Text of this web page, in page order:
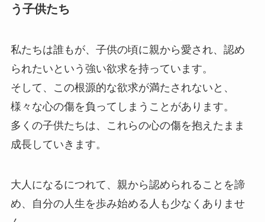
う子供たち
私たちは誰もが、子供の頃に親から愛され、認め
られたいという強い欲求を持っています。
そして、この根源的な欲求が満たされないと、
様々な心の傷を負ってしまうことがあります。
多くの子供たちは、これらの心の傷を抱えたまま
成長していきます。
大人になるにつれて、親から認められることを諦
め、自分の人生を歩み始める人も少なくありませ